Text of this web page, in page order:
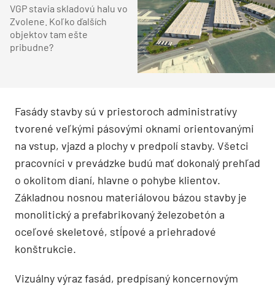
VGP stavia skladovú halu vo
Zvolene. Koľko ďalších
objektov tam ešte
pribudne?
Fasády stavby sú v priestoroch administratívy
tvorené veľkými pásovými oknami orientovanými
na vstup, vjazd a plochy v predpolí stavby. Všetci
pracovníci v prevádzke budú mať dokonalý prehľad
o okolitom dianí, hlavne o pohybe klientov.
Základnou nosnou materiálovou bázou stavby je
monolitický a prefabrikovaný železobetón a
oceľové skeletové, stĺpové a priehradové
konštrukcie.
Vizuálny výraz fasád, predpísaný koncernovým